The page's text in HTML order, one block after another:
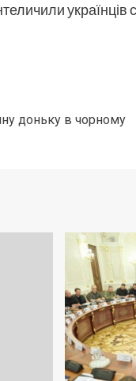
українців
доньку в чорному